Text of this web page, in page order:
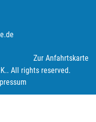
Zur Anfahrtskarte
All rights reserved.